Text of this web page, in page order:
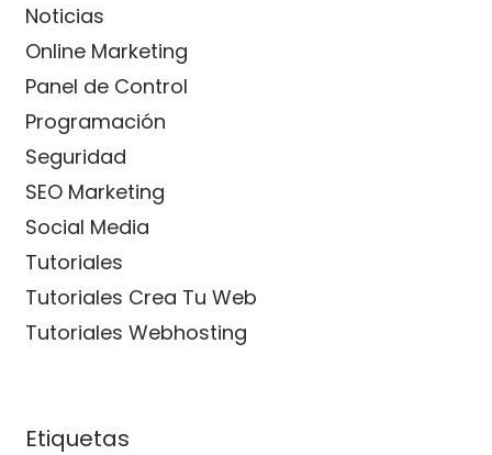
Noticias
Online Marketing
Panel de Control
Programación
Seguridad
SEO Marketing
Social Media
Tutoriales
Tutoriales Crea Tu Web
Tutoriales Webhosting
Etiquetas